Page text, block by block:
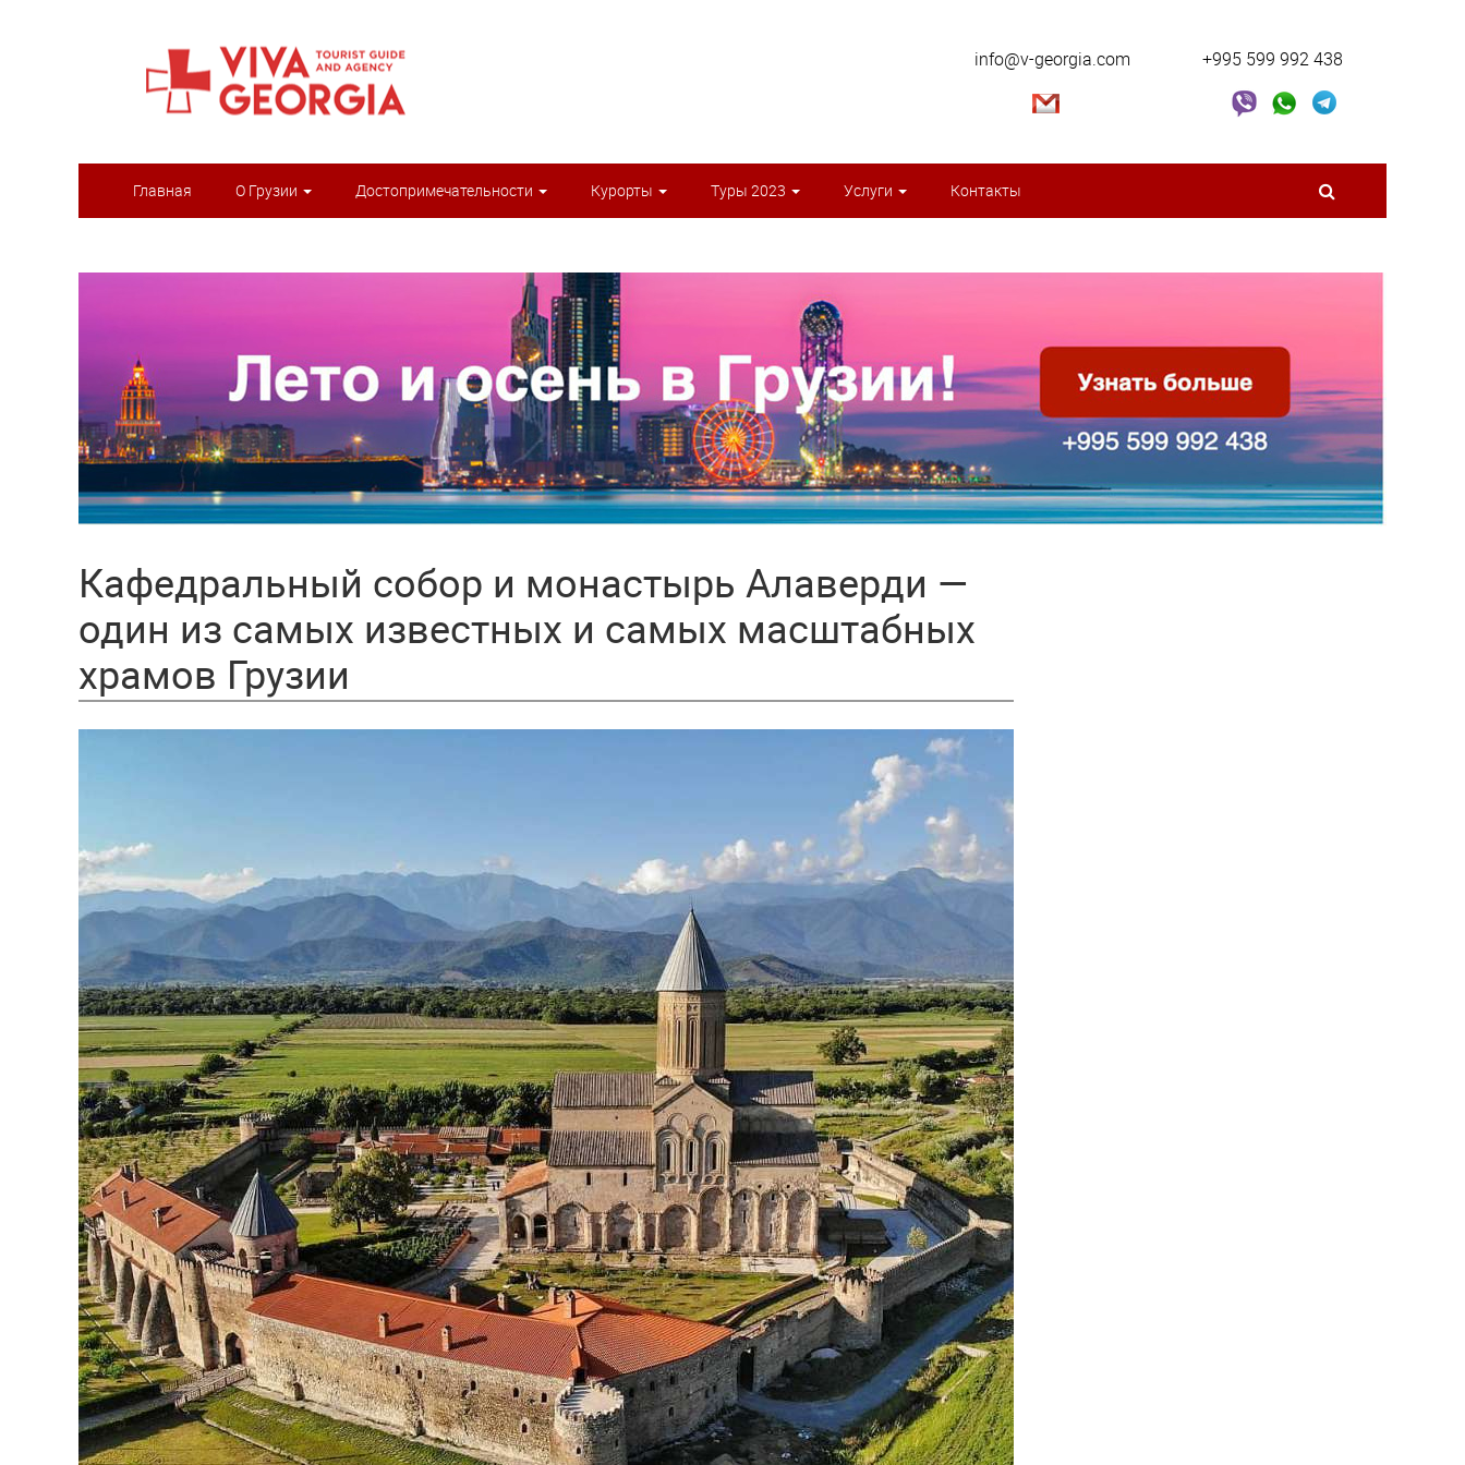
info@v-georgia.com +995 599 992 438
Главная О Грузии Достопримечательности Курорты Туры 2023 Услуги Контакты
Кафедральный собор и монастырь Алаверди —
один из самых известных и самых масштабных
храмов Грузии